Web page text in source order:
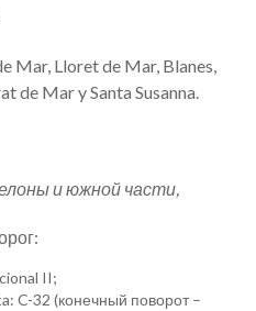
Mar, Lloret de Mar, Blanes,
de Mar y Santa Susanna.
и южной части,
II;
C-32 (конечный поворот –